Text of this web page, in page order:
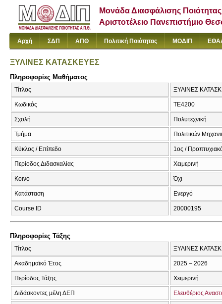
Μονάδα Διασφάλισης Ποιότητας
Αριστοτέλειο Πανεπιστήμιο
Αρχή ΣΔΠ ΑΠΘ Πολιτική Ποιότητας ΜΟΔΙΠ
ΞΥΛΙΝΕΣ ΚΑΤΑΣΚΕΥΕΣ
Πληροφορίες Μαθήματος
Τίτλος ΞΥΛΙΝΕΣ
Κωδικός ΤΕ4200
Σχολή Πολυτεχνική
Τμήμα Πολιτικών
Κύκλος / Επίπεδο 1ος /
Περίοδος Διδασκαλίας Χειμερινή
Κοινό Όχι
Κατάσταση Ενεργό
Course ID 20000195
Πληροφορίες Τάξης
Τίτλος ΞΥΛΙΝΕΣ
Ακαδημαϊκό Έτος 2025 – 2026
Περίοδος Τάξης Χειμερινή
Διδάσκοντες μέλη ΔΕΠ Ελευθέριος